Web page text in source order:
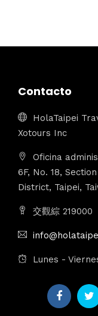
Contacto
HolaTaipei
Xotours Inc
Oficina
6F, No. 18,
District, Taipei,
交觀綜 219000
Lunes -